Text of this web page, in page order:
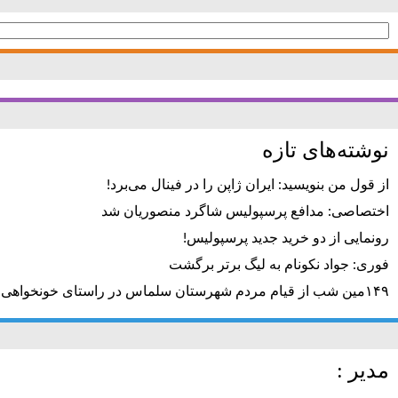
برای:
نوشته‌های تازه
از قول من بنویسید: ایران ژاپن را در فینال می‌برد!
اختصاصی: مدافع پرسپولیس شاگرد منصوریان شد
رونمایی از دو خرید جدید پرسپولیس!
فوری: جواد نکونام به لیگ برتر برگشت
۱۴۹مین شب از قیام مردم شهرستان سلماس در راستای خونخواهی رهبر شهید + تصاویر
مدیر :